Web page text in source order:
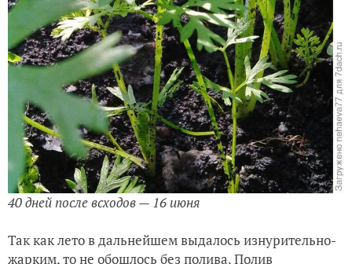
40 дней после всходов — 16 июня
Так как лето в дальнейшем выдалось изнурительно-
жарким, то не обошлось без полива. Полив